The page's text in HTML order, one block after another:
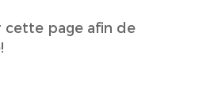
cette page afin de